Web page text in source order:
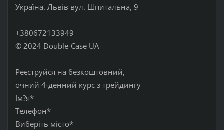
Україна. Львів вул. Шпитальна, 9
+380672133949
© 2024 Double-Case UA
Реєструйся на безкоштовний,
очний 4-денний курс з трейдингу
Ім?я*
Телефон*
Виберіть місто*